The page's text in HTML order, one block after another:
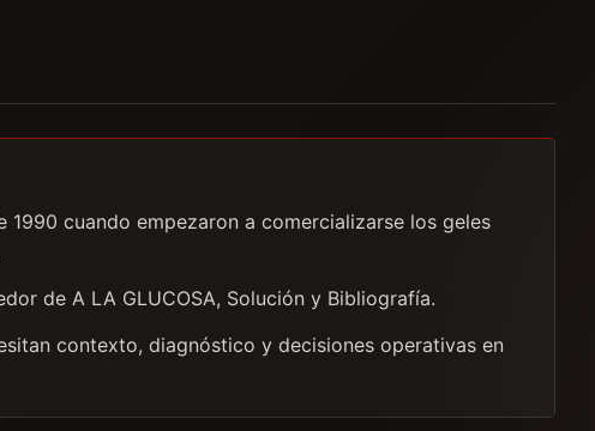
1990 cuando empezaron a comercializarse los geles
de A LA GLUCOSA, Solución y Bibliografía.
contexto, diagnóstico y decisiones operativas en